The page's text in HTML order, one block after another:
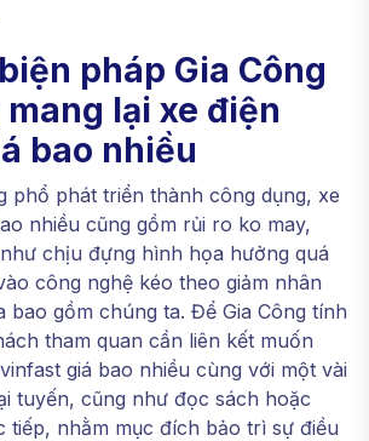
pháp Gia Công
lại xe điện
bao nhiều
phổ phát triển thành công dụng, xe
nhiều cũng gồm rủi ro ko may,
chịu đựng hình họa hưởng quá
công nghệ kéo theo giảm nhân
bao gồm chúng ta. Để Gia Công tính
tham quan cần liên kết muốn
giá bao nhiều cùng với một vài
tuyến, cũng như đọc sách hoặc
tiếp, nhằm mục đích bảo trì sự điều